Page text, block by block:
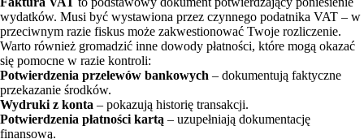
wydatków. Musi być wystawiona przez czynnego podatnika VAT – w
przeciwnym razie fiskus może zakwestionować Twoje rozliczenie.
Warto również gromadzić inne dowody płatności, które mogą okazać
się pomocne w razie kontroli:
Potwierdzenia przelewów bankowych – dokumentują faktyczne
przekazanie środków.
Wydruki z konta – pokazują historię transakcji.
Potwierdzenia płatności kartą – uzupełniają dokumentację
finansową.